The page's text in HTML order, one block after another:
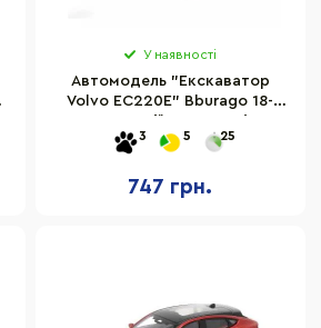
У наявності
Автомодель "Екскаватор
Volvo EC220E" Bburago 18-
3 5 25
747 грн.